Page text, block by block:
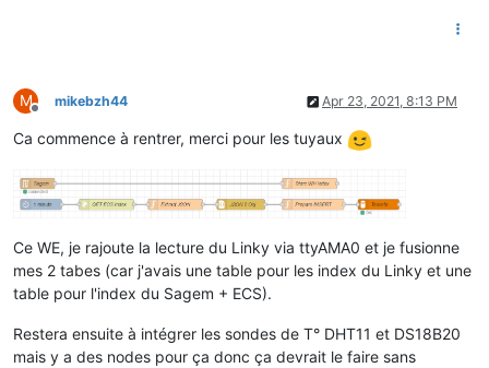
M
Offline
mikebzh44 Apr 23, 2021, 8:13 PM
Ca commence à rentrer, merci pour les tuyaux
Ce WE, je rajoute la lecture du Linky via ttyAMA0 et je fusionne
mes 2 tabes (car j'avais une table pour les index du Linky et une
table pour l'index du Sagem + ECS).
Restera ensuite à intégrer les sondes de T° DHT11 et DS18B20
mais y a des nodes pour ça donc ça devrait le faire sans